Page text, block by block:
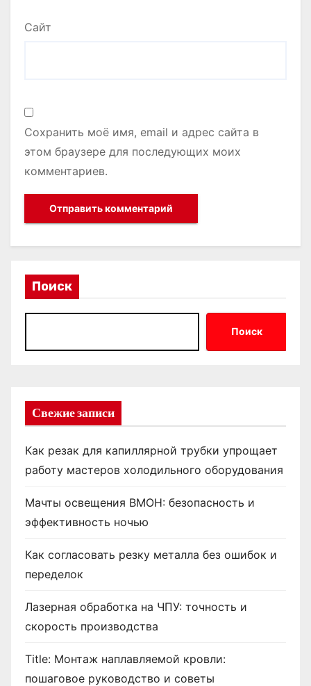
Сайт
Сохранить моё имя, email и адрес сайта в
этом браузере для последующих моих
комментариев.
Поиск
Поиск
Свежие записи
Как резак для капиллярной трубки упрощает
работу мастеров холодильного оборудования
Мачты освещения ВМОН: безопасность и
эффективность ночью
Как согласовать резку металла без ошибок и
переделок
Лазерная обработка на ЧПУ: точность и
скорость производства
Title: Монтаж наплавляемой кровли:
пошаговое руководство и советы